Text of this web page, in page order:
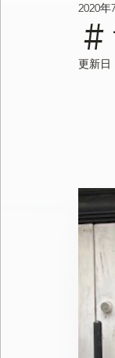
エイトランド
2020年
更新日